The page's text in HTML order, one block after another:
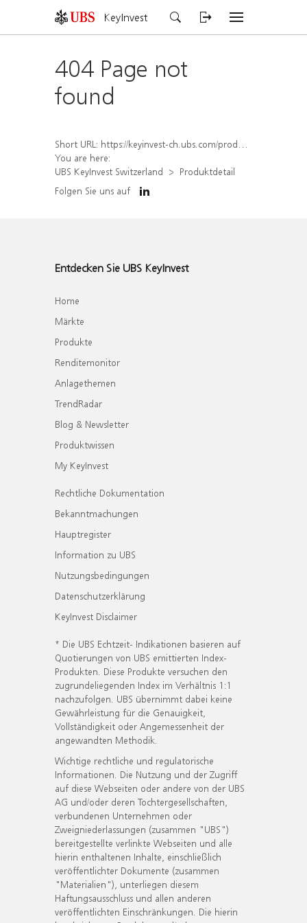
KeyInvest
404 Page not
found
Short URL: https://keyinvest-ch.ubs.com/produkt/detail/index/isin/CH1575338822
You are here:
UBS KeyInvest Switzerland
Produktdetail
Folgen Sie uns auf
Entdecken Sie UBS KeyInvest
Home
Märkte
Produkte
Renditemonitor
Anlagethemen
TrendRadar
Blog & Newsletter
Produktwissen
My KeyInvest
Rechtliche Dokumentation
Bekanntmachungen
Hauptregister
Information zu UBS
Nutzungsbedingungen
Datenschutzerklärung
KeyInvest Disclaimer
* Die UBS Echtzeit- Indikationen basieren auf
Quotierungen von UBS emittierten Index-
Produkten. Diese Produkte versuchen den
zugrundeliegenden Index im Verhältnis 1:1
nachzufolgen. UBS übernimmt dabei keine
Gewährleistung für die Genauigkeit,
Vollständigkeit oder Angemessenheit der
angewandten Methodik.
Wichtige rechtliche und regulatorische
Informationen. Die Nutzung und der Zugriff
auf diese Webseiten oder andere von der UBS
AG und/oder deren Tochtergesellschaften,
verbundenen Unternehmen oder
Zweigniederlassungen (zusammen "UBS")
bereitgestellte verlinkte Webseiten und alle
hierin enthaltenen Inhalte, einschließlich
veröffentlichter Dokumente (zusammen
"Materialien"), unterliegen diesem
Haftungsausschluss und allen anderen
veröffentlichten Einschränkungen. Die hierin